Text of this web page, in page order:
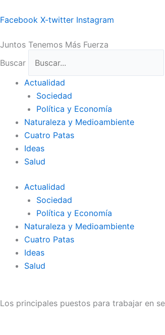
al
Facebook X-twitter Instagram
Juntos Tenemos Más Fuerza
Buscar
Actualidad
Sociedad
Política y Economía
Naturaleza y Medioambiente
Cuatro Patas
Ideas
Salud
Actualidad
Sociedad
Política y Economía
Naturaleza y Medioambiente
Cuatro Patas
Ideas
Salud
Los principales puestos para trabajar en